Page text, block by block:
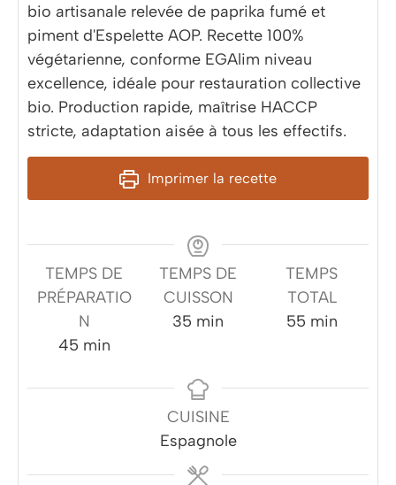
bio artisanale relevée de paprika fumé et
piment d'Espelette AOP. Recette 100%
végétarienne, conforme EGAlim niveau
excellence, idéale pour restauration collective
bio. Production rapide, maîtrise HACCP
stricte, adaptation aisée à tous les effectifs.
Imprimer la recette
TEMPS DE
PRÉPARATIO
N
45minutes
min
TEMPS DE
CUISSON
35 minutes
min
TEMPS
TOTAL
55minutes
min
CUISINE
Espagnole